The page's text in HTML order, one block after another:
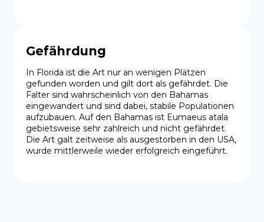
Gefährdung
In Florida ist die Art nur an wenigen Plätzen
gefunden worden und gilt dort als gefährdet. Die
Falter sind wahrscheinlich von den Bahamas
eingewandert und sind dabei, stabile Populationen
aufzubauen. Auf den Bahamas ist Eumaeus atala
gebietsweise sehr zahlreich und nicht gefährdet.
Die Art galt zeitweise als ausgestorben in den USA,
wurde mittlerweile wieder erfolgreich eingeführt.